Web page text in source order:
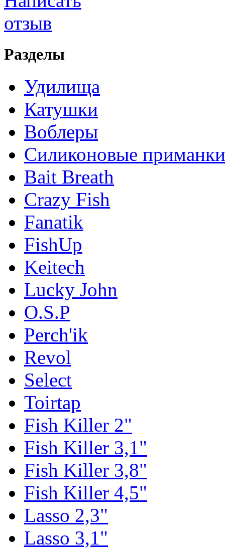
Разделы
Удилища
Катушки
Воблеры
Силиконовые приманки
Bait Breath
Crazy Fish
Fanatik
FishUp
Keitech
Lucky John
O.S.P
Perch'ik
Revol
Select
Toirtap
Fish Killer 2"
Fish Killer 3,1"
Fish Killer 3,8"
Fish Killer 4,5"
Lasso 2,3"
Lasso 3,1"